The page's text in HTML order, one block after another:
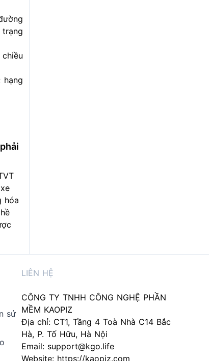
hóa
sử
LIÊN HỆ
CÔNG TY TNHH CÔNG NGHỆ PHẦN
MỀM KAOPIZ
Địa chỉ: CT1, Tầng 4 Toà Nhà C14 Bắc
Hà, P. Tố Hữu, Hà Nội
Email: support@kgo.life
Website: https://kaopiz.com